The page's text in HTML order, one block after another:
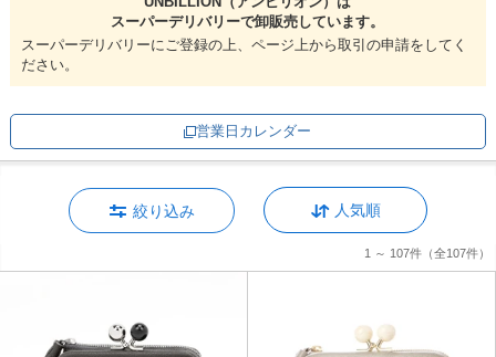
スーパーデリバリーで卸販売しています。
スーパーデリバリーにご登録の上、ページ上から取引の申請をしてく
ださい。
営業日カレンダー
絞り込み 人気順
1 ～ 107件 （全107件）